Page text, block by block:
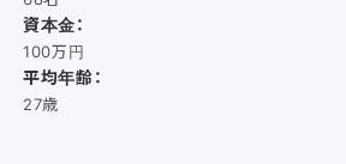
資本金：
100万円
平均年齢：
27歳